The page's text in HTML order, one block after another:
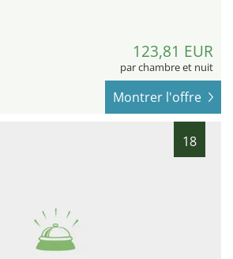
123,81 EUR
par chambre et nuit
Montrer l'offre
18